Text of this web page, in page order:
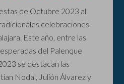
de Octubre 2023 al
celebraciones
Este año, entre las
del Palenque
se destacan las
Nodal, Julión Álvarez y